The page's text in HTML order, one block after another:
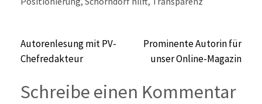
Beitragsnavigation
Autorenlesung mit PV-
Chefredakteur
Prominente Autorin für
unser Online-Magazin
Schreibe einen Kommentar